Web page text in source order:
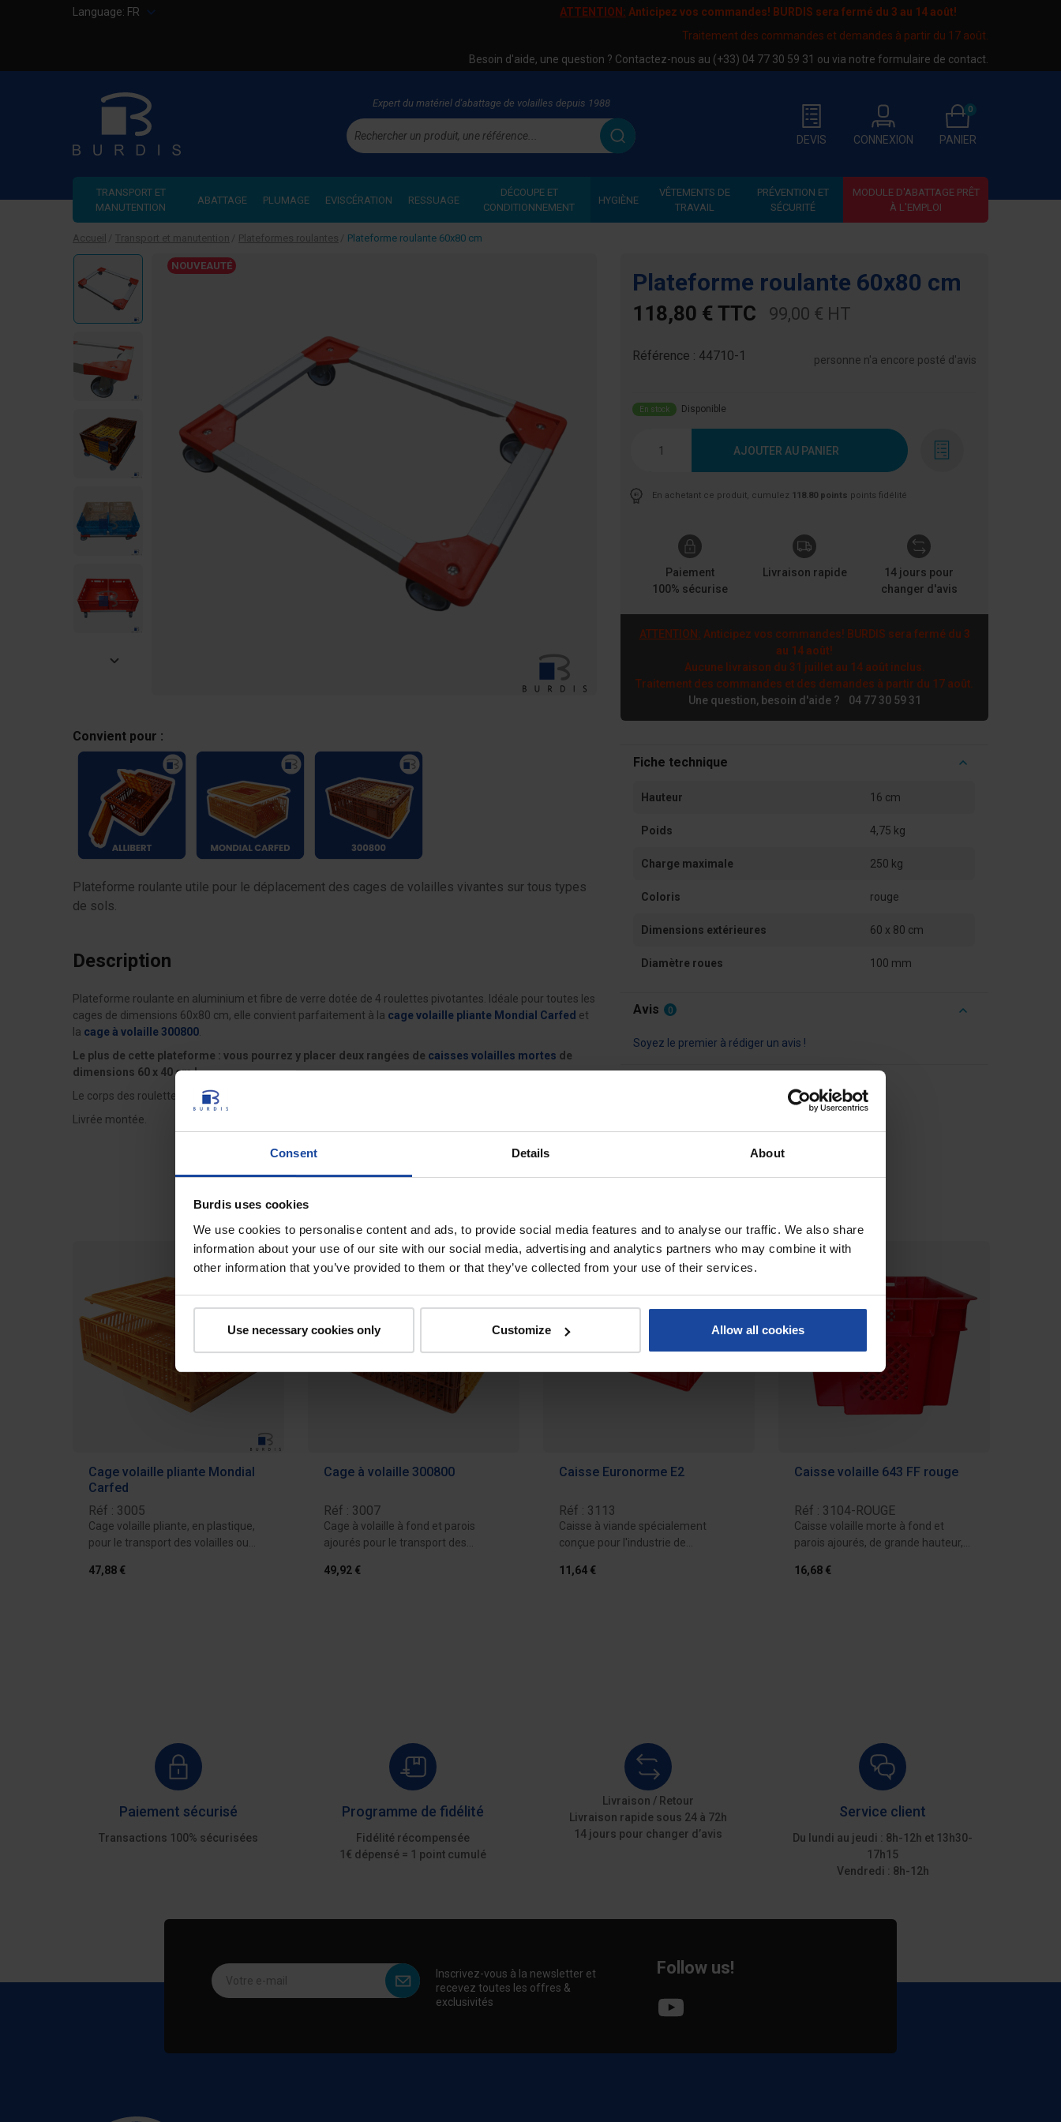
Consent Details About
Burdis uses cookies
We use cookies to personalise content and ads, to provide social media features and to analyse our traffic. We also share
information about your use of our site with our social media, advertising and analytics partners who may combine it with
other information that you’ve provided to them or that they’ve collected from your use of their services.
Use necessary cookies only Customize Allow all cookies
Language: FR ATTENTION: Anticipez vos commandes! BURDIS sera fermé du 3 au 14 août!
Traitement des commandes et demandes à partir du 17 août.
Besoin d'aide, une question ? Contactez-nous au (+33) 04 77 30 59 31 ou via notre formulaire de contact
Expert du matériel d'abattage de volailles depuis 1988
Rechercher
DEVIS CONNEXION PANIER
0
TRANSPORT ET
MANUTENTION
ABATTAGE PLUMAGE EVISCÉRATION RESSUAGE
DÉCOUPE ET
CONDITIONNEMENT
HYGIÈNE
VÊTEMENTS DE
TRAVAIL
PRÉVENTION ET
SÉCURITÉ
MODULE D'ABATTAGE PRÊT
À L'EMPLOI
Accueil Transport et manutention Plateformes roulantes Plateforme roulante 60x80 cm
NOUVEAUTÉ
Convient pour :
Plateforme roulante utile pour le déplacement des cages de volailles vivantes sur tous types
de sols.
Description
Plateforme roulante en aluminium et fibre de verre dotée de 4 roulettes pivotantes. Idéale pour toutes les
cages de dimensions 60x80 cm, elle convient parfaitement à la cage volaille pliante Mondial Carfed et
la cage à volaille 300800
Le plus de cette plateforme : vous pourrez y placer deux rangées de caisses volailles mortes de
dimensions 60 x 40 cm !
Le corps des roulettes est en polypropylène gris et le bandage est en caoutchouc noir
Livrée montée.
Plateforme roulante 60x80 cm
118,80 € TTC 99,00 € HT
Référence : 44710-1 personne n'a encore posté d'avis
En stock Disponible
AJOUTER AU PANIER
En achetant ce produit, cumulez 118.80 points points fidélité
Paiement
100% sécurise
Livraison rapide
14 jours pour
changer d'avis
ATTENTION: Anticipez vos commandes! BURDIS sera fermé du 3
au 14 août!
Aucune livraison du 31 juillet au 14 août inclus.
Traitement des commandes et des demandes à partir du 17 août.
Une question, besoin d'aide ?
04 77 30 59 31
Fiche technique
Hauteur 16 cm
Poids 4,75 kg
Charge maximale 250 kg
Coloris rouge
Dimensions extérieures 60 x 80 cm
Diamètre roues 100 mm
Avis 0
Soyez le premier à rédiger un avis !
Cage volaille pliante Mondial
Carfed
Réf : 3005
Cage volaille pliante, en plastique,
pour le transport des volailles ou
47,88 €
MEILLEURE VENTE
Cage à volaille 300800
Réf : 3007
Cage à volaille à fond et parois
ajourés pour le transport des
49,92 €
Caisse Euronorme E2
Réf : 3113
Caisse à viande spécialement
conçue pour l'industrie de
11,64 €
BAISSE DE PRIX
Caisse volaille 643 FF rouge
Réf : 3104-ROUGE
Caisse volaille morte à fond et
parois ajourés, de grande hauteur,
16,68 €
Paiement sécurisé
Transactions 100% sécurisées
Programme de fidélité
Fidélité récompensée
1€ dépensé = 1 point cumulé
Livraison / Retour
Livraison rapide sous 24 à 72h
14 jours pour changer d’avis
Service client
Du lundi au jeudi : 8h-12h et 13h30-
17h15
Vendredi : 8h-12h
Inscrivez-vous à la newsletter et
recevez toutes les offres &
exclusivités
Votre e-mail Follow us!